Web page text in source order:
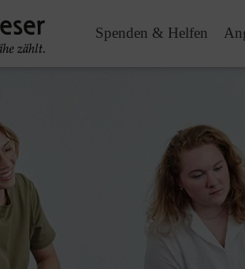
Spenden & Helfen